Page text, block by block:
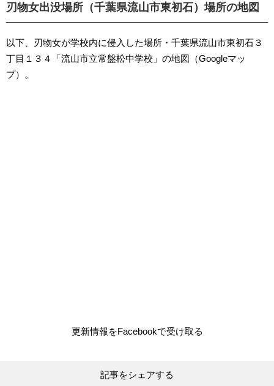
刃物女出没場所（千葉県流山市東初石）場所の地図
以下、刃物女が学校内に侵入した場所・千葉県流山市東初石３
丁目１３４「流山市立常盤松中学校」の地図（Googleマッ
プ）。
更新情報をFacebookで受け取る
記事をシェアする